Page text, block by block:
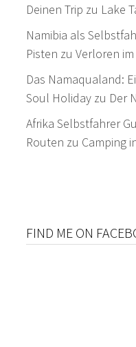
Deinen Trip zu Lake
Namibia als
Pisten zuVerloren
Das Namaqualand:
Soul Holiday zu Der
Afrika Selbstfahrer
Routen zu Camping
FIND ME ON